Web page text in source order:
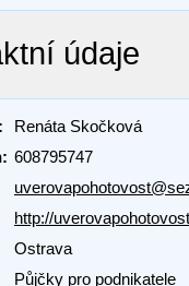
údaje
Renáta Skočková
608795747
http://
Ostrava
Půjčky pro podnikatele